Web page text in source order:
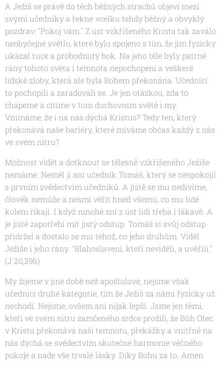
A Ježíš se právě do těch běžných strachů objeví mezi
svými učedníky a řekne vcelku tehdy běžný a obvyklý
pozdrav: "Pokoj vám." Z úst vzkříšeného Krista tak zaválo
neobyčejné světlo, které bylo spojeno s tím, že jim fyzicky
ukázal ruce a probodnutý bok. Na jeho těle byly patrné
rány tohoto světa i temnota nepochopení a veškeré
lidské zloby, která ale byla Bohem překonána. Učedníci
to pochopili a zaradovali se. Je jen otázkou, zda to
chápeme a cítíme v tom duchovním světě i my.
Vnímáme, že i na nás dýchá Kristus? Tedy ten, který
překonává naše bariéry, které míváme občas každý z nás
ve svém nitru?
Možnost vidět a dotknout se tělesně vzkříšeného Ježíše
nemáme. Neměl ji ani učedník Tomáš, který se nespokojil
s prvním svědectvím učedníků. A jistě se mu nedivíme,
člověk nemůže a nesmí věřit hned všemu, co mu lidé
kolem říkají. I když mnohé zní z úst lidí třeba i lákavě. A
je jistě zapotřebí mít jistý odstup. Tomáš si svůj odstup
přidržel a dostalo se mu téhož, co jeho druhům. Viděl
Ježíše i jeho rány. "Blahoslavení, kteří neviděli, a uvěřili."
(J 20,29b)
My žijeme v jiné době než apoštolové, nejsme však
učedníci druhé kategorie, tím že Ježíš za námi fyzicky už
nechodí. Nejsme, ovšem ani nijak lepší. Jsme jen těmi,
kteří ve svém nitru zamčeného srdce prožili, že Bůh Otec
v Kristu překonává naši temnotu, překážky a vnitřně na
nás dýchá se svědectvím skutečné harmonie věčného
pokoje a nade vše trvalé lásky. Díky Bohu za to. Amen